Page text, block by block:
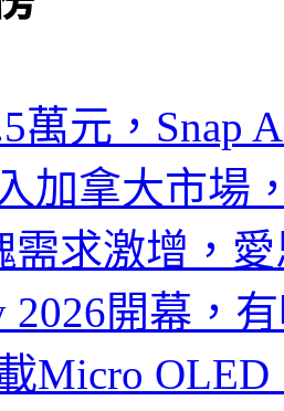
萬元，Snap
加拿大市場
求激增，
2026開幕，
Micro